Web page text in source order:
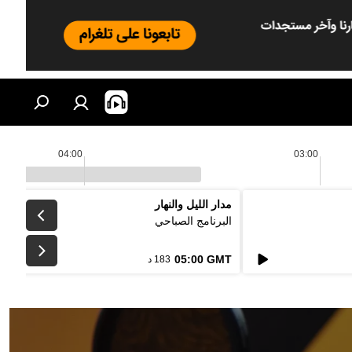
03:00
04:00
مدار الليل والنهار
البرنامج الصباحي
05:00 GMT 183 د